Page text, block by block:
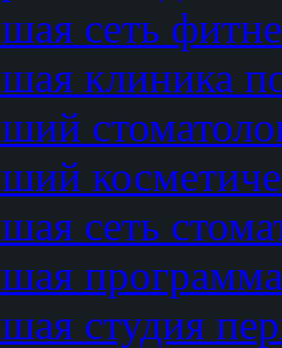
сеть
клиника
сеть
программа
студия